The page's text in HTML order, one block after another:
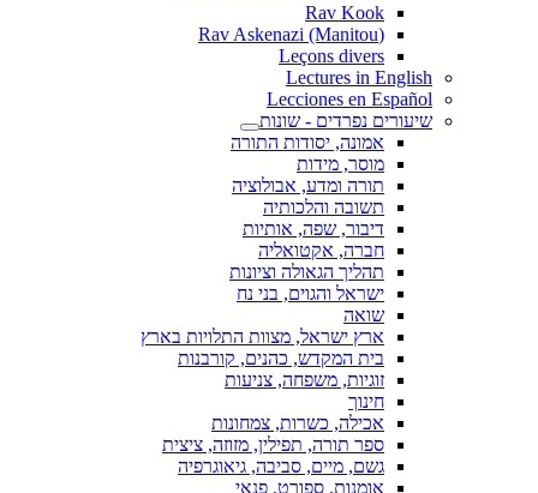
Rav Kook
(Rav Askenazi (Manitou
Leçons divers
Lectures in English
Lecciones en Español
שיעורים נפרדים - שונות
אמונה, יסודות התורה
מוסר, מידות
תורה ומדע, אבולוציה
תשובה והלכותיה
דיבור, שפה, אותיות
חברה, אקטואליה
תהליך הגאולה וציונות
ישראל והגוים, בני נח
שואה
ארץ ישראל, מצוות התלויות בארץ
בית המקדש, כהנים, קורבנות
זוגיות, משפחה, צניעות
חינוך
אכילה, כשרות, צמחונות
ספר תורה, תפילין, מזוזה, ציצית
גשם, מיים, סביבה, גיאוגרפיה
אומנות, ספורט, פנאי